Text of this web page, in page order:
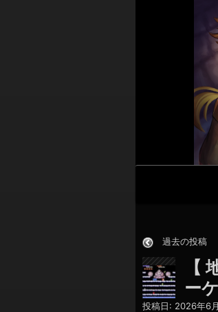
ナ
ビ
ゲ
ー
過去の投稿
【
ー
投稿日: 2026年6